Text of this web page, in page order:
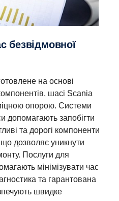
на основі
шасі Scania
опорою. Системи
допомагають запобігти
та дорогі компоненти
що дозволяє уникнути
Послуги для
мінімізувати час
та гарантована
швидке